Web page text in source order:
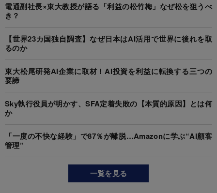
電通副社長×東大教授が語る「利益の松竹梅」なぜ松を狙うべ
き？
【世界23カ国独自調査】なぜ日本はAI活用で世界に後れを取
るのか
東大松尾研発AI企業に取材！AI投資を利益に転換する三つの
要諦
Sky執行役員が明かす、SFA定着失敗の【本質的原因】とは何
か
「一度の不快な経験」で87％が離脱…Amazonに学ぶ“AI顧客
管理”
一覧を見る